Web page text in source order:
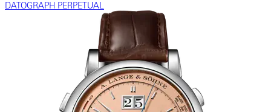
DATOGRAPH PERPETUAL